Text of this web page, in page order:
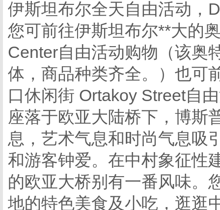
伊斯坦布尔全天自由活动，
您可前往伊斯坦布尔**大的
Center自由活动购物（该奥
体，商品种类齐全。）也可
口休闲街 Ortakoy Street自
座落于欧亚大陆桥下，博斯
息，艺术气息和时尚气息吸
和游客钟爱。在中村象征性
的欧亚大桥别有一番风味。
地的特色美食及小吃，逛逛